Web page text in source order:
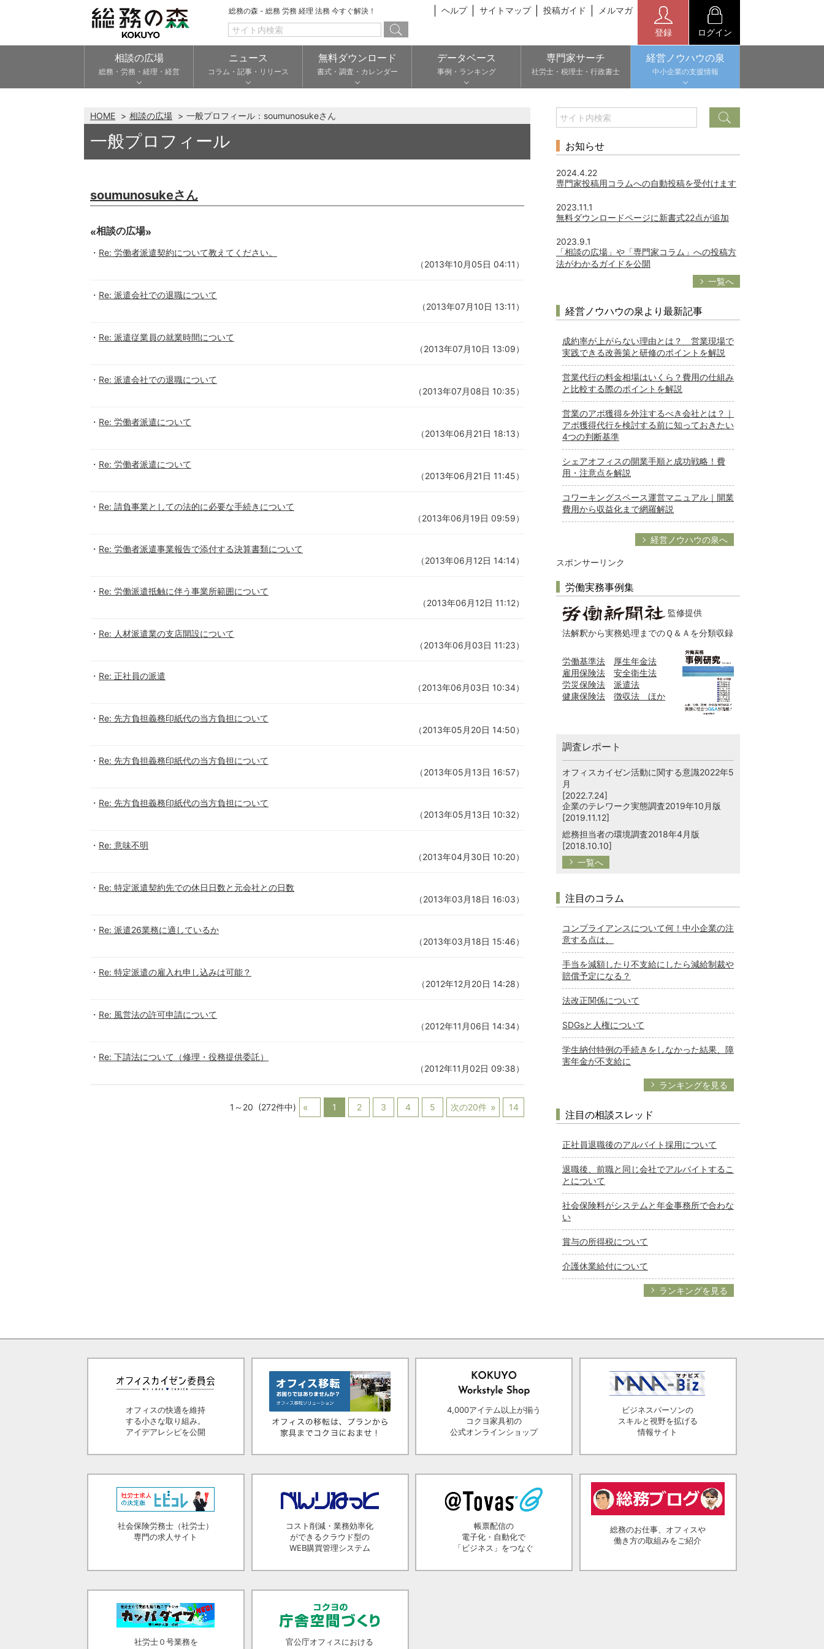
総務の森 - 総務 労務 経理 法務 今すぐ解決！ ヘルプ サイトマップ 投稿ガイド メルマガ
登録 ログイン
相談の広場
総務・労務・経理・経営
ニュース
コラム・記事・リリース
無料ダウンロード
書式・調査・カレンダー
データベース
事例・ランキング
専門家サーチ
社労士・税理士・行政書士
経営ノウハウの泉
中小企業の支援情報
HOME 相談の広場 一般プロフィール：soumunosukeさん
一般プロフィール
soumunosukeさん
相談の広場
Re: 労働者派遣契約について教えてください。
（2013年10月05日 04:11）
Re: 派遣会社での退職について
（2013年07月10日 13:11）
Re: 派遣従業員の就業時間について
（2013年07月10日 13:09）
Re: 派遣会社での退職について
（2013年07月08日 10:35）
Re: 労働者派遣について
（2013年06月21日 18:13）
Re: 労働者派遣について
（2013年06月21日 11:45）
Re: 請負事業としての法的に必要な手続きについて
（2013年06月19日 09:59）
Re: 労働者派遣事業報告で添付する決算書類について
（2013年06月12日 14:14）
Re: 労働派遣抵触に伴う事業所範囲について
（2013年06月12日 11:12）
Re: 人材派遣業の支店開設について
（2013年06月03日 11:23）
Re: 正社員の派遣
（2013年06月03日 10:34）
Re: 先方負担義務印紙代の当方負担について
（2013年05月20日 14:50）
Re: 先方負担義務印紙代の当方負担について
（2013年05月13日 16:57）
Re: 先方負担義務印紙代の当方負担について
（2013年05月13日 10:32）
Re: 意味不明
（2013年04月30日 10:20）
Re: 特定派遣契約先での休日日数と元会社との日数
（2013年03月18日 16:03）
Re: 派遣26業務に適しているか
（2013年03月18日 15:46）
Re: 特定派遣の雇入れ申し込みは可能？
（2012年12月20日 14:28）
Re: 風営法の許可申請について
（2012年11月06日 14:34）
Re: 下請法について（修理・役務提供委託）
（2012年11月02日 09:38）
1～20 (272件中) 1 2 3 4 5 次の20件 14
お知らせ
2024.4.22
専門家投稿用コラムへの自動投稿を受付けます
2023.11.1
無料ダウンロードページに新書式22点が追加
2023.9.1
「相談の広場」や「専門家コラム」への投稿方
法がわかるガイドを公開
一覧へ
経営ノウハウの泉より最新記事
成約率が上がらない理由とは？ 営業現場で
実践できる改善策と研修のポイントを解説
営業代行の料金相場はいくら？費用の仕組み
と比較する際のポイントを解説
営業のアポ獲得を外注するべき会社とは？｜
アポ獲得代行を検討する前に知っておきたい
4つの判断基準
シェアオフィスの開業手順と成功戦略！費
用・注意点を解説
コワーキングスペース運営マニュアル｜開業
費用から収益化まで網羅解説
経営ノウハウの泉へ
スポンサーリンク
労働実務事例集
監修提供
法解釈から実務処理までのＱ＆Ａを分類収録
労働基準法
厚生年金法
雇用保険法
安全衛生法
労災保険法
派遣法
健康保険法
徴収法 ほか
調査レポート
オフィスカイゼン活動に関する意識2022年5
月
[2022.7.24]
企業のテレワーク実態調査2019年10月版
[2019.11.12]
総務担当者の環境調査2018年4月版
[2018.10.10]
一覧へ
注目のコラム
コンプライアンスについて何！中小企業の注
意する点は、
手当を減額したり不支給にしたら減給制裁や
賠償予定になる？
法改正関係について
SDGsと人権について
学生納付特例の手続きをしなかった結果、障
害年金が不支給に
ランキングを見る
注目の相談スレッド
正社員退職後のアルバイト採用について
退職後、前職と同じ会社でアルバイトするこ
とについて
社会保険料がシステムと年金事務所で合わな
い
賞与の所得税について
介護休業給付について
ランキングを見る
オフィスの快適を維持
する小さな取り組み。
アイデアレシピを公開
4,000アイテム以上が揃う
コクヨ家具初の
公式オンラインショップ
ビジネスパーソンの
スキルと視野を拡げる
情報サイト
社会保険労務士（社労士）
専門の求人サイト
コスト削減・業務効率化
ができるクラウド型の
WEB購買管理システム
帳票配信の
電子化・自動化で
「ビジネス」をつなぐ
総務のお仕事、オフィスや
働き方の取組みをご紹介
社労士０号業務を
官公庁オフィスにおける